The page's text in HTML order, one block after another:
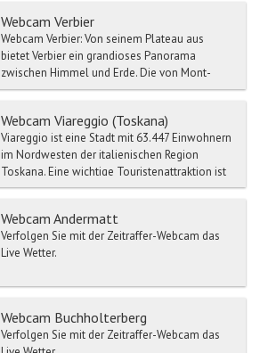
Webcam Verbier
Webcam Verbier: Von seinem Plateau aus
bietet Verbier ein grandioses Panorama
zwischen Himmel und Erde. Die von Mont-
Blanc und Grand Combin ...
Webcam Viareggio (Toskana)
Viareggio ist eine Stadt mit 63.447 Einwohnern
im Nordwesten der italienischen Region
Toskana. Eine wichtige Touristenattraktion ist
der Karneval, ...
Webcam Andermatt
Verfolgen Sie mit der Zeitraffer-Webcam das
Live Wetter.
Webcam Buchholterberg
Verfolgen Sie mit der Zeitraffer-Webcam das